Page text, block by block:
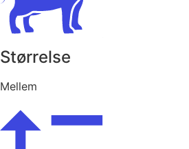
Størrelse
Mellem